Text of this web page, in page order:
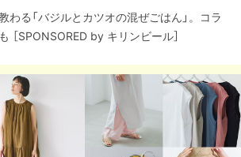
わる「バジルとカツオの混ぜごはん」。コラ
［SPONSORED by キリンビール］